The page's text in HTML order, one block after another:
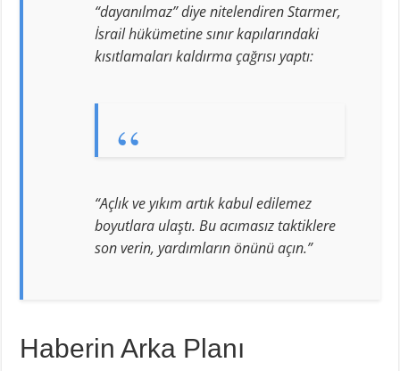
“dayanılmaz” diye nitelendiren Starmer,
İsrail hükümetine sınır kapılarındaki
kısıtlamaları kaldırma çağrısı yaptı:
“Açlık ve yıkım artık kabul edilemez
boyutlara ulaştı. Bu acımasız taktiklere
son verin, yardımların önünü açın.”
Haberin Arka Planı